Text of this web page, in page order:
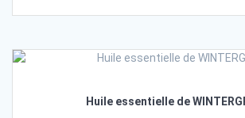
Huile essentielle de